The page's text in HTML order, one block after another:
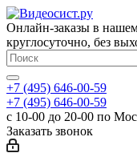
Онлайн-заказы в
круглосуточно, без
+7 (495) 646-00-59
+7 (495) 646-00-59
с 10-00 до 20-00 по
Заказать звонок